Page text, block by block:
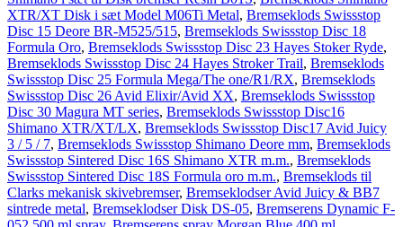
XTR/XT Disk i sæt Model M06Ti Metal, Bremseklods Swissstop
Disc 15 Deore BR-M525/515, Bremseklods Swissstop Disc 18
Formula Oro, Bremseklods Swissstop Disc 23 Hayes Stoker Ryde,
Bremseklods Swissstop Disc 24 Hayes Stroker Trail, Bremseklods
Swissstop Disc 25 Formula Mega/The one/R1/RX, Bremseklods
Swissstop Disc 26 Avid Elixir/Avid XX, Bremseklods Swissstop
Disc 30 Magura MT series, Bremseklods Swissstop Disc16
Shimano XTR/XT/LX, Bremseklods Swissstop Disc17 Avid Juicy
3 / 5 / 7, Bremseklods Swissstop Shimano Deore mm, Bremseklods
Swissstop Sintered Disc 16S Shimano XTR m.m., Bremseklods
Swissstop Sintered Disc 18S Formula oro m.m., Bremseklods til
Clarks mekanisk skivebremser, Bremseklodser Avid Juicy & BB7
sintrede metal, Bremseklodser Disk DS-05, Bremserens Dynamic F-